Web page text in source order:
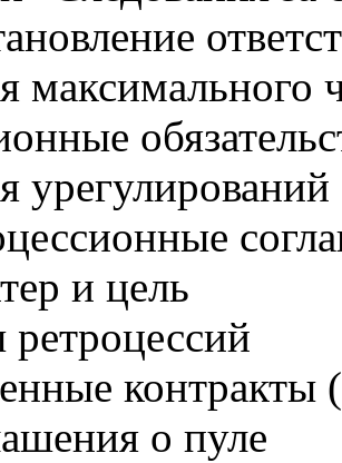
максимального
и цель
контракты
о пуле